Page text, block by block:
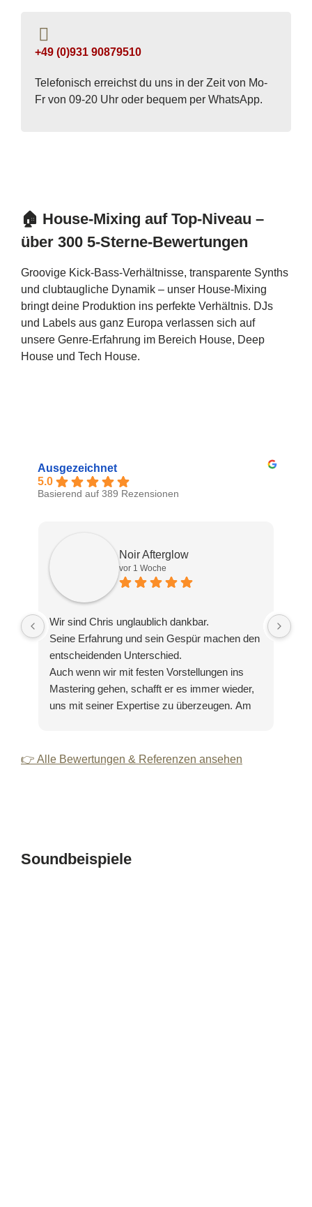
+49 (0)931 90879510
Telefonisch erreichst du uns in der Zeit von Mo-
Fr von 09-20 Uhr oder bequem per WhatsApp.
🏠 House-Mixing auf Top-Niveau –
über 300 5-Sterne-Bewertungen
Groovige Kick-Bass-Verhältnisse, transparente Synths
und clubtaugliche Dynamik – unser House-Mixing
bringt deine Produktion ins perfekte Verhältnis. DJs
und Labels aus ganz Europa verlassen sich auf
unsere Genre-Erfahrung im Bereich House, Deep
House und Tech House.
Ausgezeichnet
5.0
Basierend auf 389 Rezensionen
Noir Afterglow
vor 1 Woche
Wir sind Chris unglaublich dankbar.
Seine Erfahrung und sein Gespür machen den
entscheidenden Unterschied.
Auch wenn wir mit festen Vorstellungen ins
Mastering gehen, schafft er es immer wieder,
uns mit seiner Expertise zu überzeugen. Am
👉 Alle Bewertungen & Referenzen ansehen
Soundbeispiele